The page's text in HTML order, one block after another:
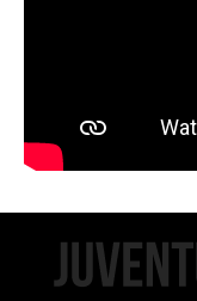
Squadra 25/26
Organigramma
Safe Guarding